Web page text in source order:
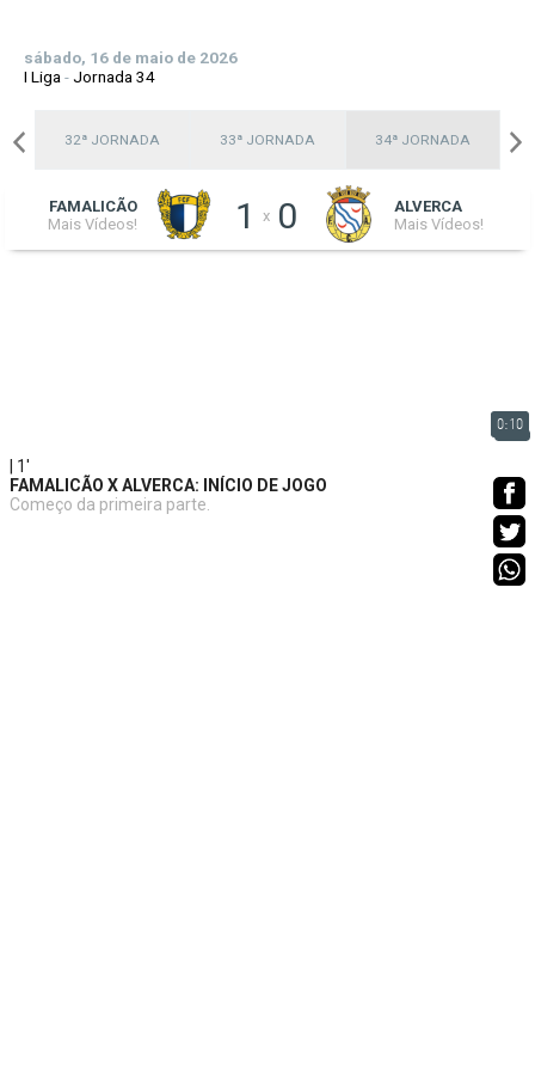
sábado, 16 de maio de 2026
I Liga -Jornada 34
32ª JORNADA 33ª JORNADA 34ª JORNADA
FAMALICÃO
Mais Vídeos!
1 x 0
ALVERCA
Mais Vídeos!
0:10
| 1'
FAMALICÃO X ALVERCA: INÍCIO DE JOGO
Começo da primeira parte.